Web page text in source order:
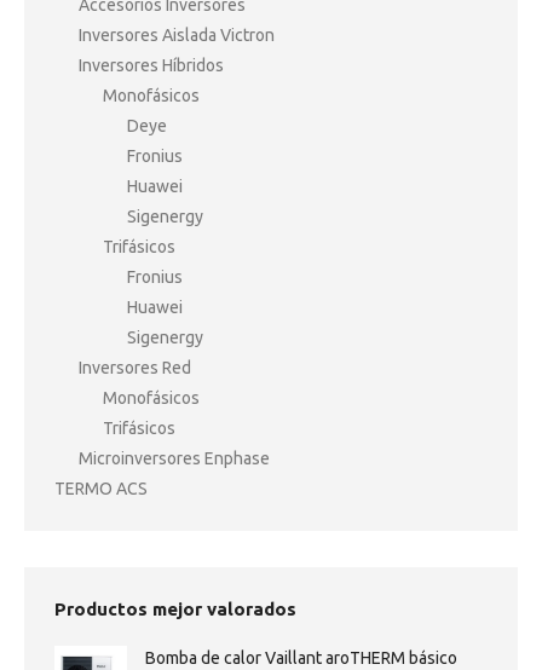
Accesorios Inversores
Inversores Aislada Victron
Inversores Híbridos
Monofásicos
Deye
Fronius
Huawei
Sigenergy
Trifásicos
Fronius
Huawei
Sigenergy
Inversores Red
Monofásicos
Trifásicos
Microinversores Enphase
TERMO ACS
Productos mejor valorados
Bomba de calor Vaillant aroTHERM básico